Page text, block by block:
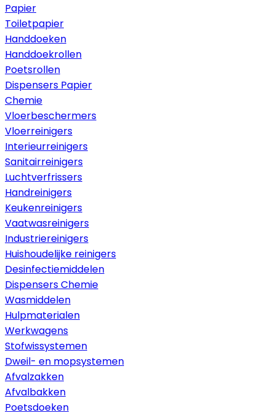
Papier
Toiletpapier
Handdoeken
Handdoekrollen
Poetsrollen
Dispensers Papier
Chemie
Vloerbeschermers
Vloerreinigers
Interieurreinigers
Sanitairreinigers
Luchtverfrissers
Handreinigers
Keukenreinigers
Vaatwasreinigers
Industriereinigers
Huishoudelijke reinigers
Desinfectiemiddelen
Dispensers Chemie
Wasmiddelen
Hulpmaterialen
Werkwagens
Stofwissystemen
Dweil- en mopsystemen
Afvalzakken
Afvalbakken
Poetsdoeken